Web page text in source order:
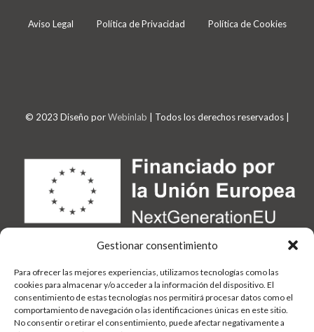
Gestionar consentimiento
Para ofrecer las mejores experiencias, utilizamos tecnologías como las
cookies para almacenar y/o acceder a la información del dispositivo. El
consentimiento de estas tecnologías nos permitirá procesar datos como el
comportamiento de navegación o las identificaciones únicas en este sitio.
No consentir o retirar el consentimiento, puede afectar negativamente a
Aviso Legal Política de Privacidad Política de Cookies
© 2023 Diseño porWebinlab | Todos los derechos reservados |